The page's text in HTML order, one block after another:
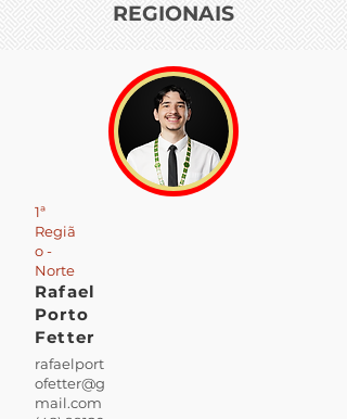
REGIONAIS
1ª
Regiã
o -
Norte
Rafael
Porto
Fetter
rafaelport
ofetter@g
mail.com